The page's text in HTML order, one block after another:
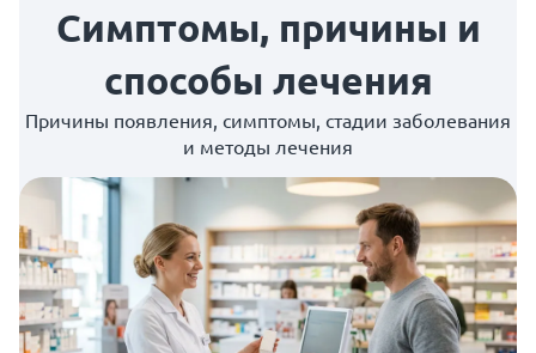
Симптомы, причины и
способы лечения
Причины появления, симптомы, стадии заболевания
и методы лечения